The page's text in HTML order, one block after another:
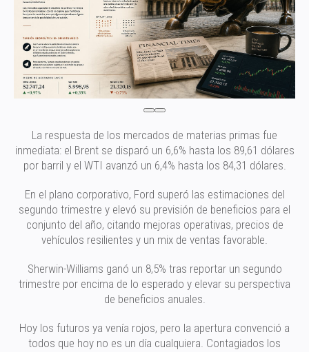
La respuesta de los mercados de materias primas fue
inmediata: el Brent se disparó un 6,6% hasta los 89,61 dólares
por barril y el WTI avanzó un 6,4% hasta los 84,31 dólares.
En el plano corporativo, Ford superó las estimaciones del
segundo trimestre y elevó su previsión de beneficios para el
conjunto del año, citando mejoras operativas, precios de
vehículos resilientes y un mix de ventas favorable.
Sherwin-Williams ganó un 8,5% tras reportar un segundo
trimestre por encima de lo esperado y elevar su perspectiva
de beneficios anuales.
Hoy los futuros ya venía rojos, pero la apertura convenció a
todos que hoy no es un día cualquiera. Contagiados los